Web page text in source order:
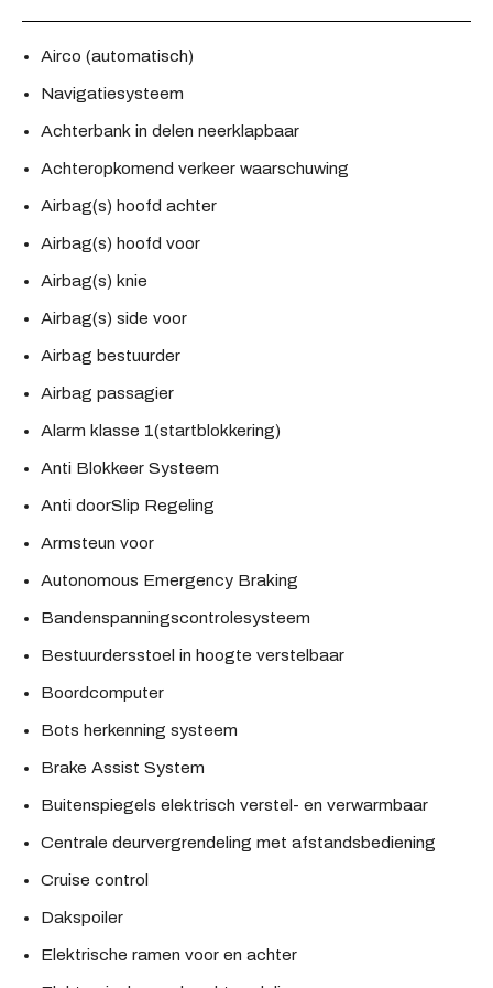
Airco (automatisch)
Navigatiesysteem
Achterbank in delen neerklapbaar
Achteropkomend verkeer waarschuwing
Airbag(s) hoofd achter
Airbag(s) hoofd voor
Airbag(s) knie
Airbag(s) side voor
Airbag bestuurder
Airbag passagier
Alarm klasse 1(startblokkering)
Anti Blokkeer Systeem
Anti doorSlip Regeling
Armsteun voor
Autonomous Emergency Braking
Bandenspanningscontrolesysteem
Bestuurdersstoel in hoogte verstelbaar
Boordcomputer
Bots herkenning systeem
Brake Assist System
Buitenspiegels elektrisch verstel- en verwarmbaar
Centrale deurvergrendeling met afstandsbediening
Cruise control
Dakspoiler
Elektrische ramen voor en achter